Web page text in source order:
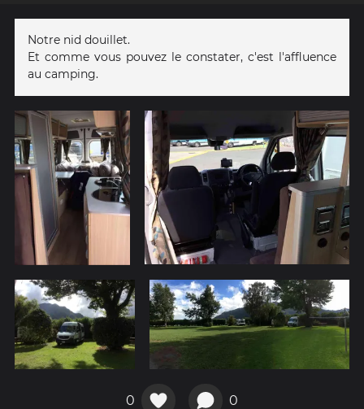
Notre nid douillet.
Et comme vous pouvez le constater, c'est l'affluence
au camping.
0 0